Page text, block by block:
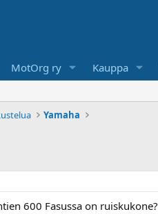
MotOrg ry Kauppa
Yamaha
600 Fasussa on ruiskukone?